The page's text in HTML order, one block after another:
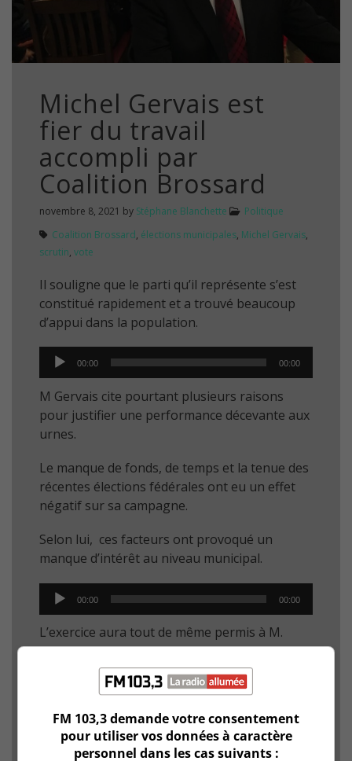
Michel Gervais est
fier du travail
accompli par
Coalition Brossard
novembre 8, 2021 by Stéphane Blanchette
Politique
Coalition Brossard, élections municipales, Michel Gervais,
scrutin, vote
Il souligne que le parti qu’il représente s’est
constitué rapidement et a trouvé beaucoup
d’appui dans la population.
Audio
Player
00:00 00:00
M Gervais cite pourtant plusieurs raisons
pour justifier une performance décevante aux
urnes.
Le manque de fonds, de temps et la tenue des
récentes élections fédérales ont eu un effet
négatif sur sa campagne.
Selon lui, ces facteurs ont provoqué un
manque d’intérêt au niveau municipal.
Audio
Player
00:00 00:00
L’exercice aura tout de même permis à M.
Gervais d’établir une bonne fondation pour
Coalition Brossard.
rester.
Enfin, Michel Gervais affirme qu’il restera au
FM 103,3 demande votre consentement
pour utiliser vos données à caractère
personnel dans les cas suivants :